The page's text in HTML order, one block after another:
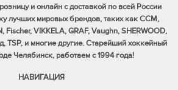
и онлайн с доставкой по всей России
лучших мировых брендов, таких как CCM,
Fischer, VIKKELA, GRAF, Vaughn, SHERWOOD,
TSP, и многие другие. Старейший хоккейный
Челябинск, работаем с 1994 года!
НАВИГАЦИЯ